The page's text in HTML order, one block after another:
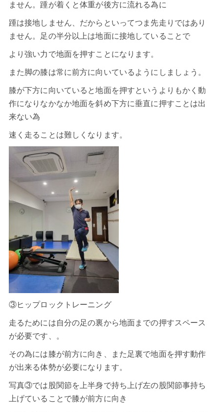
ません。踵が着くと体重が後方に流れる為に
踵は接地しません、だからといってつま先走りではあり
ません。足の半分以上は地面に接地していることで
より強い力で地面を押すことになります。
また脚の膝は常に前方に向いているようにしましょう。
膝が下方に向いていると地面を押すというよりもかく動
作になりなかなか地面を斜め下方に垂直に押すことは出
来ない為
速く走ることは難しくなります。
③ヒップロックトレーニング
走るためには自分の足の裏から地面までの押すスペース
が必要です、。
その為には膝が前方に向き、また足裏で地面を押す動作
が出来る体勢が必要になります。
写真③では股関節を上半身で持ち上げ左の股関節事持ち
上げていることで膝が前方に向き